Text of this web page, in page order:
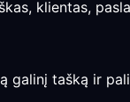
klientas,
galinį tašką ir